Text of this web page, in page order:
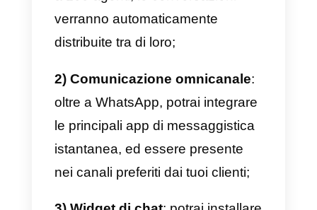
Con questa nuova versione, a
comunicazione scalabile, per
potersi concentrare sulla
creazione di valore aggiunto
per il cliente , sulla protezione dei
dati e sulla prevenzione dello